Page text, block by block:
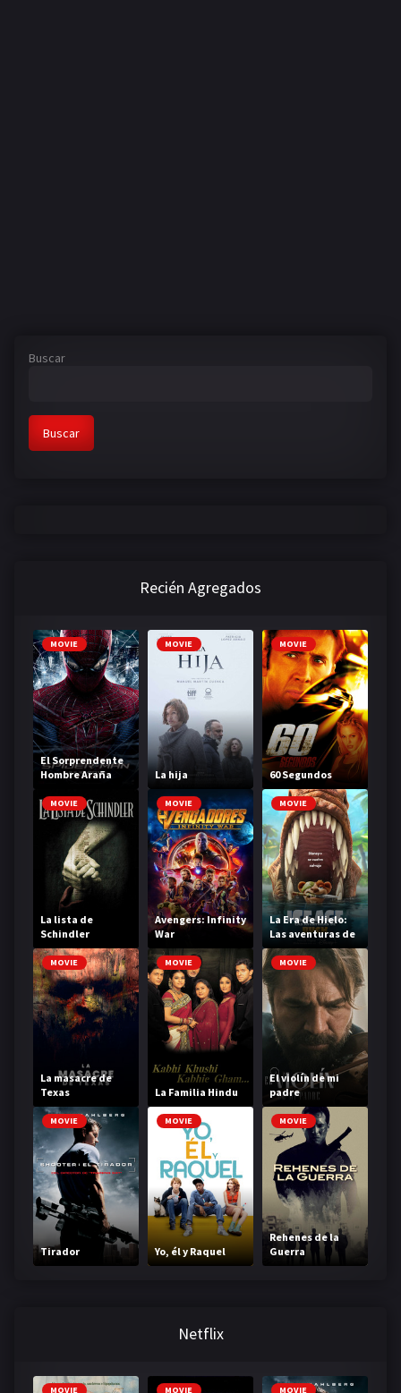
Buscar
Buscar
Recién Agregados
MOVIE
El Sorprendente
Hombre Araña
MOVIE
La hija
MOVIE
60 Segundos
MOVIE
La lista de
Schindler
MOVIE
Avengers: Infinity
War
MOVIE
La Era de Hielo:
Las aventuras de
Buck
MOVIE
La masacre de
Texas
MOVIE
La Familia Hindu
MOVIE
El violín de mi
padre
MOVIE
Tirador
MOVIE
Yo, él y Raquel
MOVIE
Rehenes de la
Guerra
Netflix
MOVIE MOVIE MOVIE